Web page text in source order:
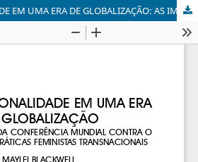
INTERSECCIONALIDADE EM UMA ERA DE GLOBALIZAÇÃO: AS IMPLICAÇÕES DA CONFERÊNCIA MUNDIAL CONTRA O RACISMO PARA PRÁTICAS FEMINISTAS TRANSNACIONAIS